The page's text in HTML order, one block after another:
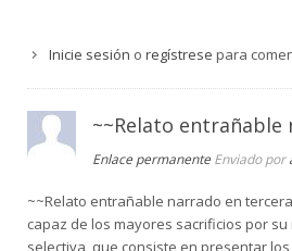
Inicie sesión o regístrese para
~~Relato entrañable
Enlace permanente Enviado por
~~Relato entrañable narrado en
capaz de los mayores sacrificios por
selectiva, que consiste en presentar